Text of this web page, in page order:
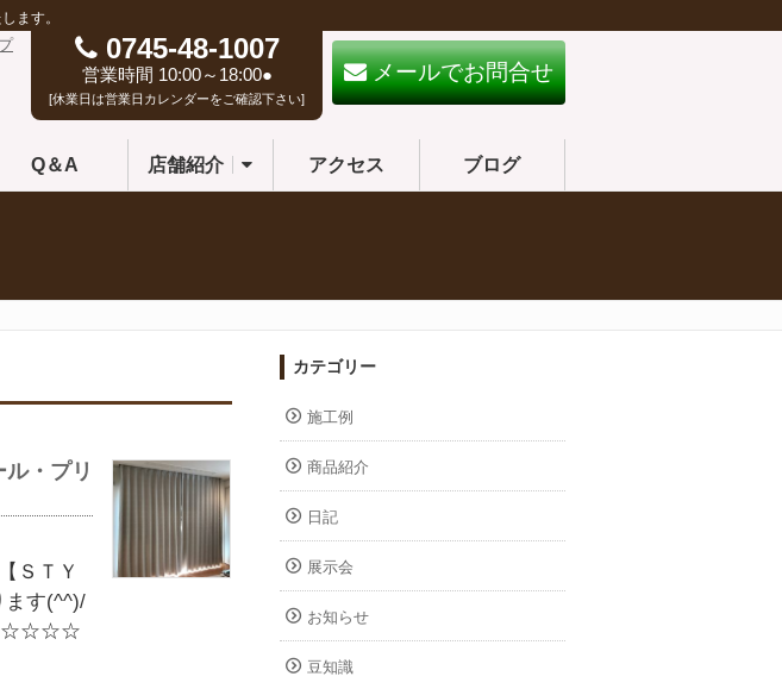
ます。
メールでお問合せ
0745-48-1007
営業時間 10:00～18:00●
[休業日は営業日カレンダーをご確認下さい]
Q＆A 店舗紹介 アクセス ブログ
・プリ
ＳＴＹ
ます(^^)/
カテゴリー
施工例
商品紹介
日記
展示会
お知らせ
豆知識